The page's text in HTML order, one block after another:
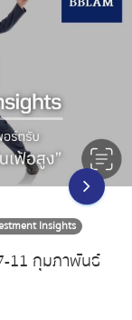
Insights
11 กุมภาพันธ์